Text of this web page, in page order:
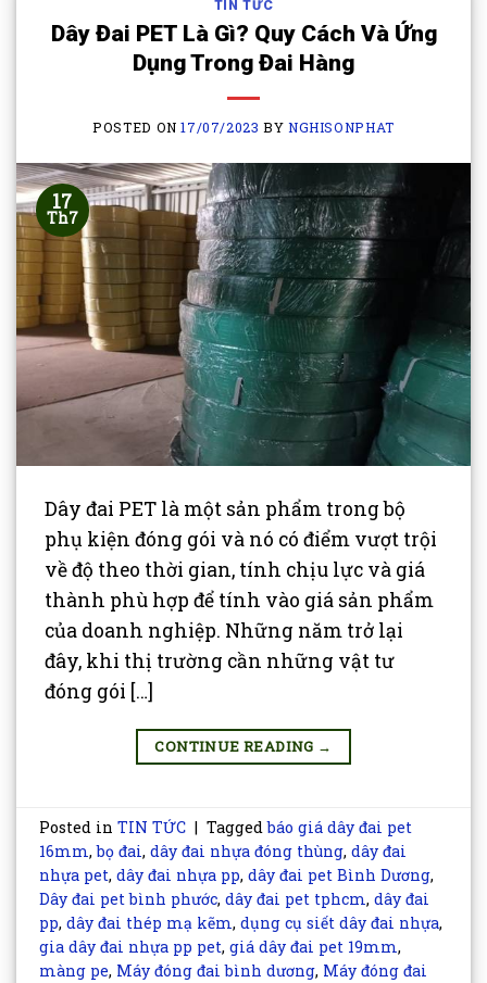
TIN TỨC
Dây Đai PET Là Gì? Quy Cách Và Ứng
Dụng Trong Đai Hàng
POSTED ON17/07/2023 BYNGHISONPHAT
17
Th7
Dây đai PET là một sản phẩm trong bộ
phụ kiện đóng gói và nó có điểm vượt trội
về độ theo thời gian, tính chịu lực và giá
thành phù hợp để tính vào giá sản phẩm
của doanh nghiệp. Những năm trở lại
đây, khi thị trường cần những vật tư
đóng gói […]
CONTINUE READING →
Posted inTIN TỨC | Taggedbáo giá dây đai pet
16mm,bọ đai,dây đai nhựa đóng thùng,dây đai
nhựa pet,dây đai nhựa pp,dây đai pet Bình Dương,
Dây đai pet bình phước,dây đai pet tphcm,dây đai
pp,dây đai thép mạ kẽm,dụng cụ siết dây đai nhựa,
gia dây đai nhựa pp pet,giá dây đai pet 19mm,
màng pe, Máy đóng đai bình dương, Máy đóng đai